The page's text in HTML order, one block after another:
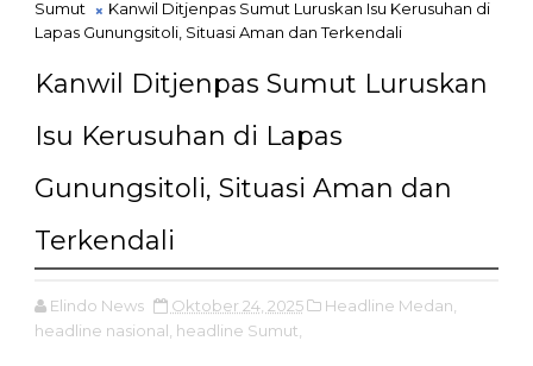
Sumut
Kanwil Ditjenpas Sumut Luruskan Isu Kerusuhan di
Lapas Gunungsitoli, Situasi Aman dan Terkendali
Kanwil Ditjenpas Sumut Luruskan
Isu Kerusuhan di Lapas
Gunungsitoli, Situasi Aman dan
Terkendali
Elindo News Oktober 24, 2025
Headline Medan,
headline nasional, headline Sumut,